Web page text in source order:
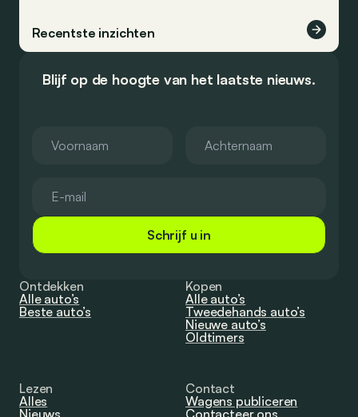
Recentste inzichten
Blijf op de hoogte van het laatste nieuws.
Schrijf u in
Ontdekken
Alle auto’s
Beste auto’s
Kopen
Alle auto’s
Tweedehands auto’s
Nieuwe auto’s
Oldtimers
Lezen
Alles
Nieuws
Contact
Wagens publiceren
Contacteer ons